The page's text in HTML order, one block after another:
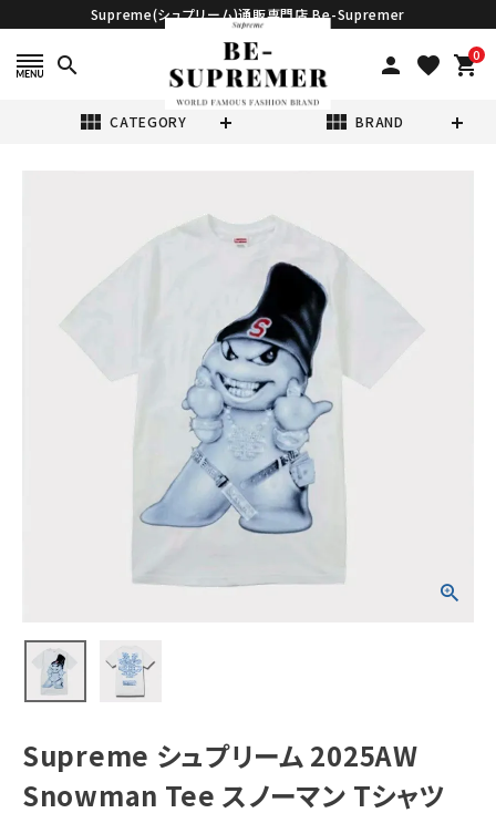
Supreme(シュプリーム)通販専門店 Be-Supremer
search person favorite 0
shopping_cart
view_module CATEGORY view_module BRAND
Tシャツ・ロングスリーブ
パーカー・トレーナー
キャップ・ハット
Supreme シュプリーム 2025AW
Snowman Tee スノーマン Tシャツ